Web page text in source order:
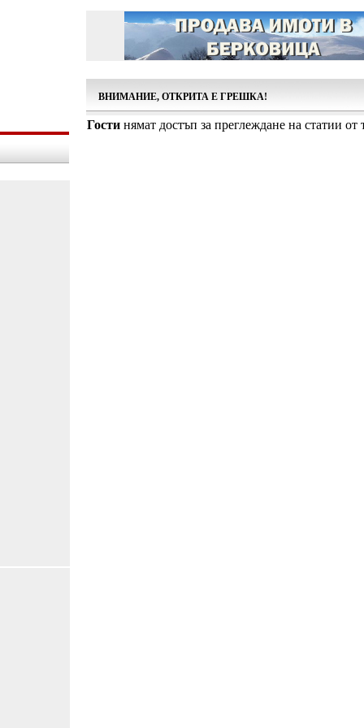
ВНИМАНИЕ, ОТКРИТА Е ГРЕШКА!
Гости нямат достъп за преглеждане на статии от